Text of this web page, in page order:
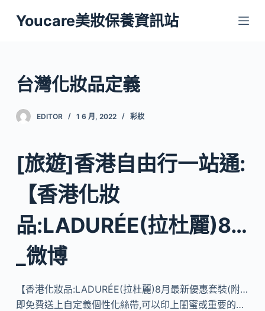
跳
至
內
容
Youcare美妝保養資訊站
台灣化妝品定義
EDITOR 1 6 月, 2022 彩妝
[旅遊]香港自由行一站通:
【香港化妝
品:LADURÉE(拉杜麗)8…
_微博
【香港化妝品:LADURÉE(拉杜麗)8月最新優惠套裝(附…
即免費送上自定義個性化絲帶,可以印上閨蜜或重要的…